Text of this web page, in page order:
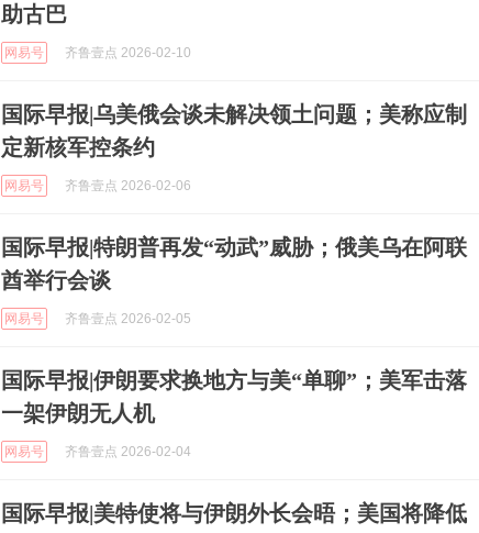
助古巴
网易号 齐鲁壹点 2026-02-10
国际早报|乌美俄会谈未解决领土问题；美称应制
定新核军控条约
网易号 齐鲁壹点 2026-02-06
国际早报|特朗普再发“动武”威胁；俄美乌在阿联
酋举行会谈
网易号 齐鲁壹点 2026-02-05
国际早报|伊朗要求换地方与美“单聊”；美军击落
一架伊朗无人机
网易号 齐鲁壹点 2026-02-04
国际早报|美特使将与伊朗外长会晤；美国将降低